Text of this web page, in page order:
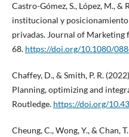
Castro-Gómez, S., López, M., &
institucional y
privadas. Journal of Marketing
68. https://doi.org/10.1080/
Chaffey, D., & Smith, P. R.
Planning, optimizing and
Routledge. https://doi.org/
Cheung, C., Wong, Y., & Chan,